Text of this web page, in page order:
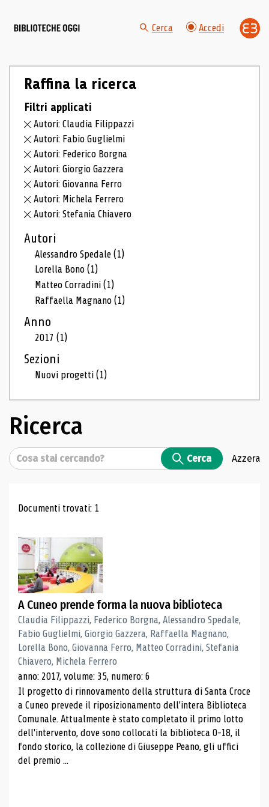
Cerca Accedi
Raffina la ricerca
Filtri applicati
Autori: Claudia Filippazzi
Autori: Fabio Guglielmi
Autori: Federico Borgna
Autori: Giorgio Gazzera
Autori: Giovanna Ferro
Autori: Michela Ferrero
Autori: Stefania Chiavero
Autori
Alessandro Spedale(1)
Lorella Bono(1)
Matteo Corradini(1)
Raffaella Magnano(1)
Anno
2017(1)
Sezioni
Nuovi progetti(1)
Ricerca
Cerca Cerca Azzera
Risultati di ricerca
Documenti trovati: 1
A Cuneo prende forma la nuova biblioteca
Claudia Filippazzi, Federico Borgna, Alessandro Spedale,
Fabio Guglielmi, Giorgio Gazzera, Raffaella Magnano,
Lorella Bono, Giovanna Ferro, Matteo Corradini, Stefania
Chiavero, Michela Ferrero
anno: 2017, volume: 35, numero: 6
Il progetto di rinnovamento della struttura di Santa Croce
a Cuneo prevede il riposizionamento dell'intera Biblioteca
Comunale. Attualmente è stato completato il primo lotto
dell'intervento, dove sono collocati la biblioteca 0-18, il
fondo storico, la collezione di Giuseppe Peano, gli uffici
del premio ...